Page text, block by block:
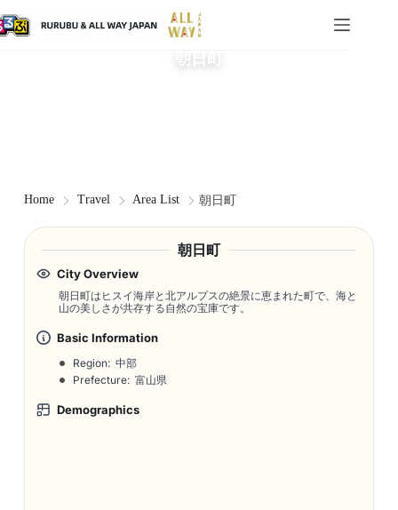
朝日町
Home Travel Area List 朝日町
朝日町
City Overview
朝日町はヒスイ海岸と北アルプスの絶景に恵まれた町で、海と
山の美しさが共存する自然の宝庫です。
Basic Information
Region: 中部
Prefecture: 富山県
Demographics